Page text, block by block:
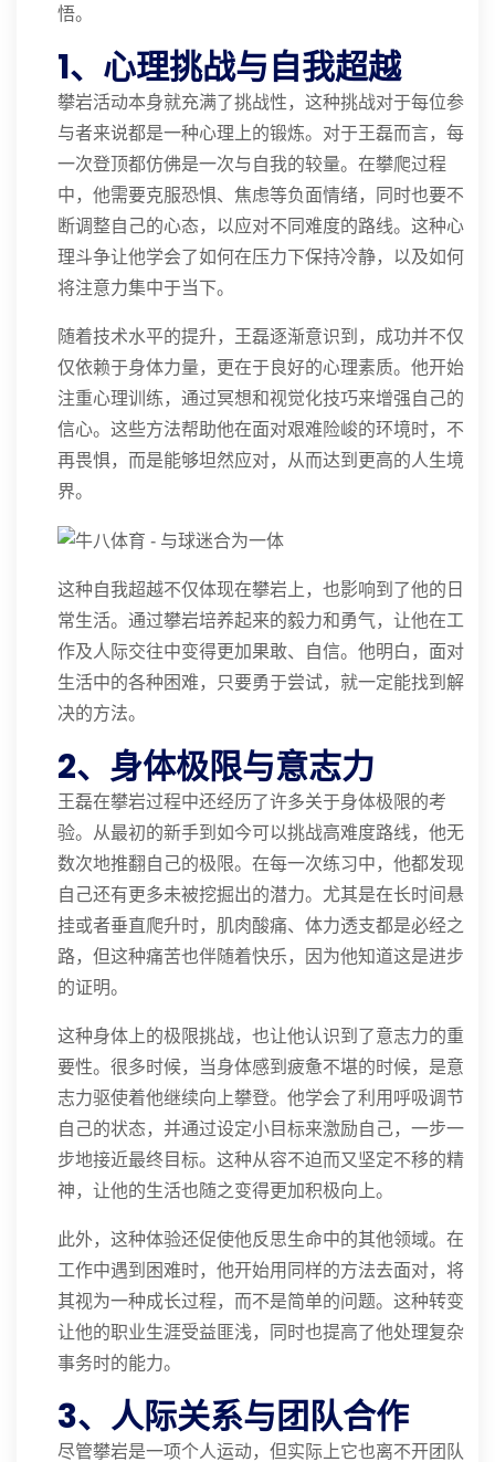
悟。
1、心理挑战与自我超越
攀岩活动本身就充满了挑战性，这种挑战对于每位参
与者来说都是一种心理上的锻炼。对于王磊而言，每
一次登顶都仿佛是一次与自我的较量。在攀爬过程
中，他需要克服恐惧、焦虑等负面情绪，同时也要不
断调整自己的心态，以应对不同难度的路线。这种心
理斗争让他学会了如何在压力下保持冷静，以及如何
将注意力集中于当下。
随着技术水平的提升，王磊逐渐意识到，成功并不仅
仅依赖于身体力量，更在于良好的心理素质。他开始
注重心理训练，通过冥想和视觉化技巧来增强自己的
信心。这些方法帮助他在面对艰难险峻的环境时，不
再畏惧，而是能够坦然应对，从而达到更高的人生境
界。
这种自我超越不仅体现在攀岩上，也影响到了他的日
常生活。通过攀岩培养起来的毅力和勇气，让他在工
作及人际交往中变得更加果敢、自信。他明白，面对
生活中的各种困难，只要勇于尝试，就一定能找到解
决的方法。
2、身体极限与意志力
王磊在攀岩过程中还经历了许多关于身体极限的考
验。从最初的新手到如今可以挑战高难度路线，他无
数次地推翻自己的极限。在每一次练习中，他都发现
自己还有更多未被挖掘出的潜力。尤其是在长时间悬
挂或者垂直爬升时，肌肉酸痛、体力透支都是必经之
路，但这种痛苦也伴随着快乐，因为他知道这是进步
的证明。
这种身体上的极限挑战，也让他认识到了意志力的重
要性。很多时候，当身体感到疲惫不堪的时候，是意
志力驱使着他继续向上攀登。他学会了利用呼吸调节
自己的状态，并通过设定小目标来激励自己，一步一
步地接近最终目标。这种从容不迫而又坚定不移的精
神，让他的生活也随之变得更加积极向上。
此外，这种体验还促使他反思生命中的其他领域。在
工作中遇到困难时，他开始用同样的方法去面对，将
其视为一种成长过程，而不是简单的问题。这种转变
让他的职业生涯受益匪浅，同时也提高了他处理复杂
事务时的能力。
3、人际关系与团队合作
尽管攀岩是一项个人运动，但实际上它也离不开团队